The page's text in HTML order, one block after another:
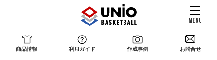
MENU
商品情報 利用ガイド 作成事例 お問合せ